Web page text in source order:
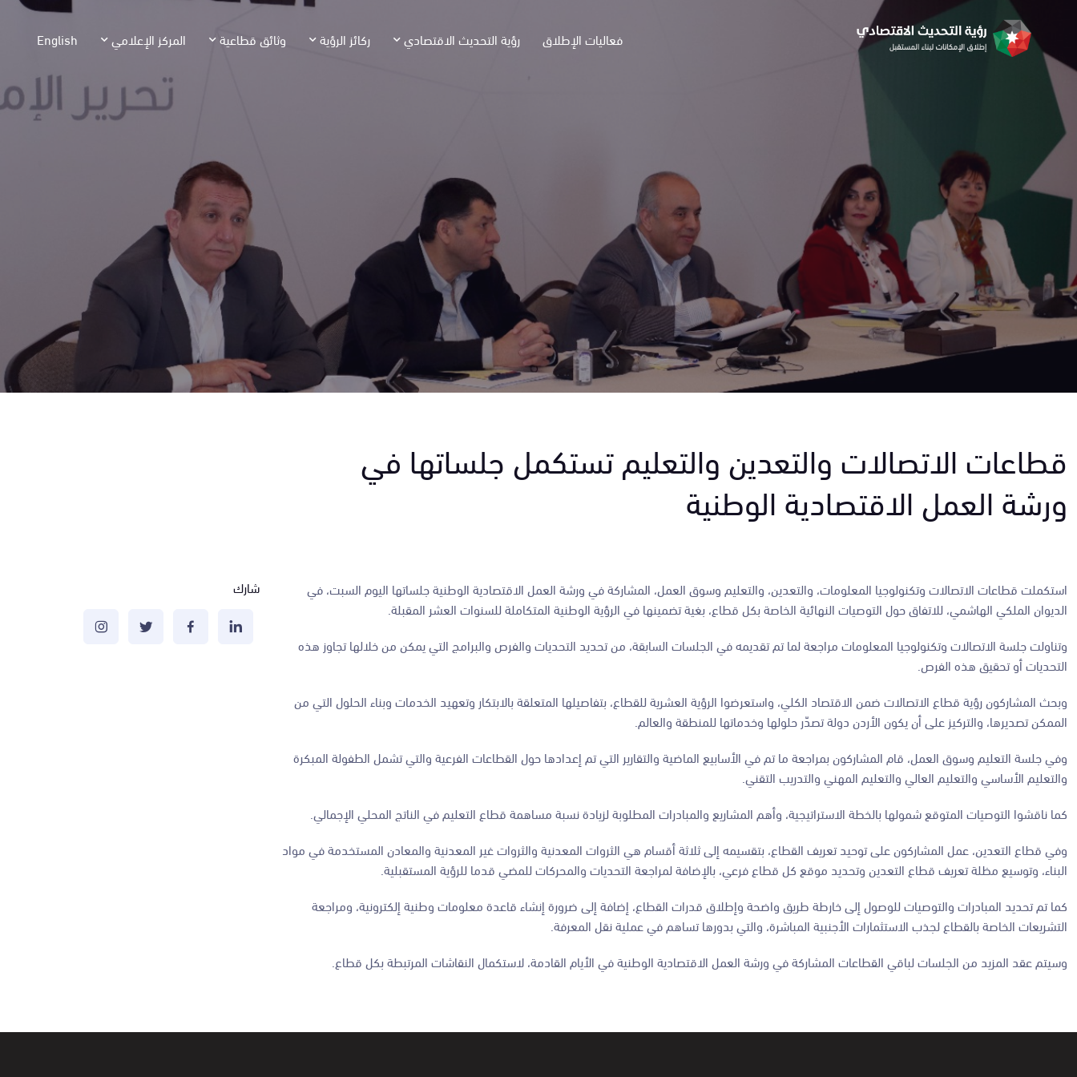
فعاليات الإطلاق رؤية التحديث الاقتصادي ركائز الرؤية وثائق قطاعية المركز الإعلامي English
قطاعات الاتصالات والتعدين والتعليم تستكمل جلساتها في
ورشة العمل الاقتصادية الوطنية
استكملت قطاعات الاتصالات وتكنولوجيا المعلومات، والتعدين، والتعليم وسوق العمل، المشاركة في ورشة العمل الاقتصادية الوطنية جلساتها اليوم السبت، في
الديوان الملكي الهاشمي، للاتفاق حول التوصيات النهائية الخاصة بكل قطاع، بغية تضمينها في الرؤية الوطنية المتكاملة للسنوات العشر المقبلة.
وتناولت جلسة الاتصالات وتكنولوجيا المعلومات مراجعة لما تم تقديمه في الجلسات السابقة، من تحديد التحديات والفرص والبرامج التي يمكن من خلالها تجاوز هذه
التحديات أو تحقيق هذه الفرص.
وبحث المشاركون رؤية قطاع الاتصالات ضمن الاقتصاد الكلي، واستعرضوا الرؤية العشرية للقطاع، بتفاصيلها المتعلقة بالابتكار وتعهيد الخدمات وبناء الحلول التي من
الممكن تصديرها، والتركيز على أن يكون الأردن دولة تصدّر حلولها وخدماتها للمنطقة والعالم.
وفي جلسة التعليم وسوق العمل، قام المشاركون بمراجعة ما تم في الأسابيع الماضية والتقارير التي تم إعدادها حول القطاعات الفرعية والتي تشمل الطفولة المبكرة
والتعليم الأساسي والتعليم العالي والتعليم المهني والتدريب التقني.
كما ناقشوا التوصيات المتوقع شمولها بالخطة الاستراتيجية، وأهم المشاريع والمبادرات المطلوبة لزيادة نسبة مساهمة قطاع التعليم في الناتج المحلي الإجمالي.
وفي قطاع التعدين، عمل المشاركون على توحيد تعريف القطاع، بتقسيمه إلى ثلاثة أقسام هي الثروات المعدنية والثروات غير المعدنية والمعادن المستخدمة في مواد
البناء، وتوسيع مظلة تعريف قطاع التعدين وتحديد موقع كل قطاع فرعي، بالإضافة لمراجعة التحديات والمحركات للمضي قدما للرؤية المستقبلية.
كما تم تحديد المبادرات والتوصيات للوصول إلى خارطة طريق واضحة وإطلاق قدرات القطاع، إضافة إلى ضرورة إنشاء قاعدة معلومات وطنية إلكترونية، ومراجعة
التشريعات الخاصة بالقطاع لجذب الاستثمارات الأجنبية المباشرة، والتي بدورها تساهم في عملية نقل المعرفة.
وسيتم عقد المزيد من الجلسات لباقي القطاعات المشاركة في ورشة العمل الاقتصادية الوطنية في الأيام القادمة، لاستكمال النقاشات المرتبطة بكل قطاع.
شارك